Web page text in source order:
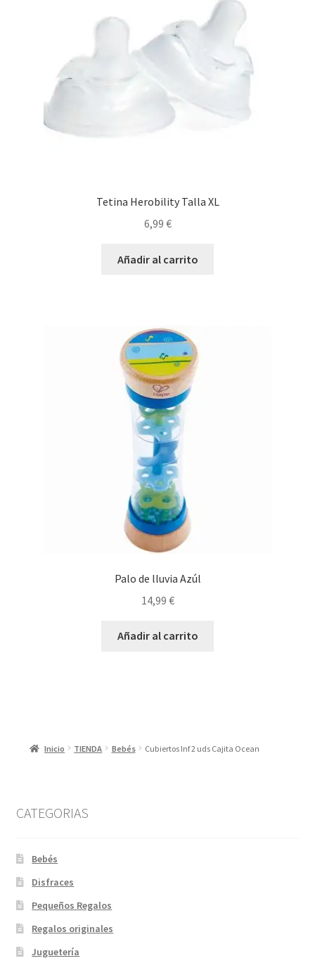
Tetina Herobility Talla XL
6,99 €
Añadir al carrito
Palo de lluvia Azúl
14,99 €
Añadir al carrito
Inicio TIENDA Bebés Cubiertos Inf 2 uds Cajita Ocean
CATEGORIAS
Bebés
Disfraces
Pequeños Regalos
Regalos originales
Juguetería